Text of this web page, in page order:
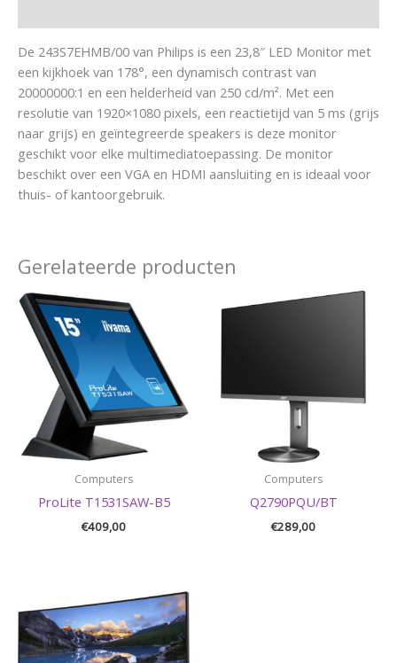
De 243S7EHMB/00 van Philips is een 23,8″ LED Monitor met
een kijkhoek van 178°, een dynamisch contrast van
20000000:1 en een helderheid van 250 cd/m². Met een
resolutie van 1920×1080 pixels, een reactietijd van 5 ms (grijs
naar grijs) en geïntegreerde speakers is deze monitor
geschikt voor elke multimediatoepassing. De monitor
beschikt over een VGA en HDMI aansluiting en is ideaal voor
thuis- of kantoorgebruik.
Gerelateerde producten
Computers
ProLite T1531SAW-B5
€409,00
Computers
Q2790PQU/BT
€289,00